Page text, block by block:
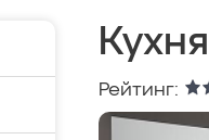
Рейтинг: